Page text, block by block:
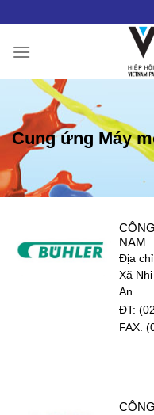
content
Cung ứng Máy
NAM
Địa
Xã
An.
ĐT:
FAX:
...